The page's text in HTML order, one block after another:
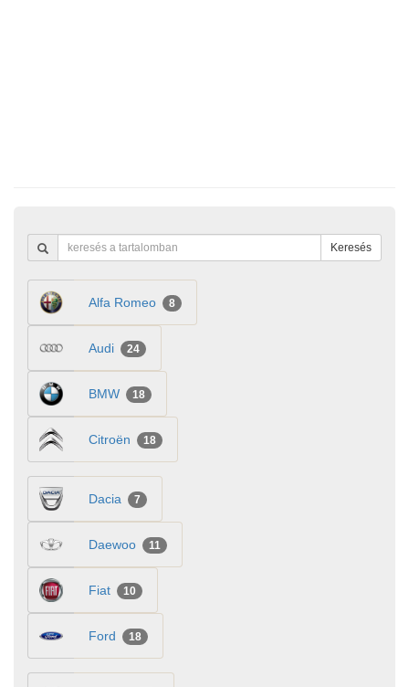
Keresés
Alfa Romeo 8
Audi 24
BMW 18
Citroën 18
Dacia 7
Daewoo 11
Fiat 10
Ford 18